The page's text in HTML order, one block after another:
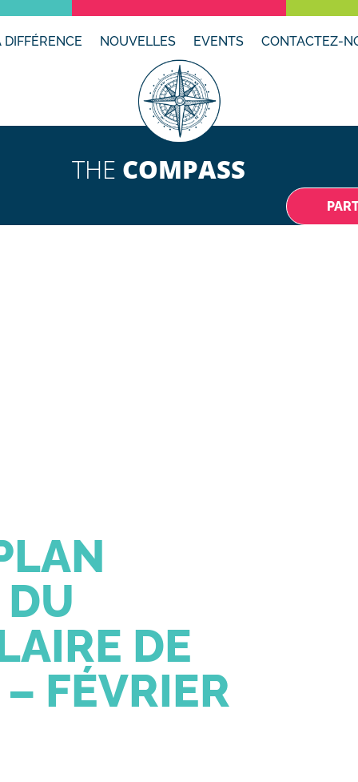
DIFFÉRENCE NOUVELLES EVENTS CONTACTEZ-
THE COMPASS
DE
FÉVRIER